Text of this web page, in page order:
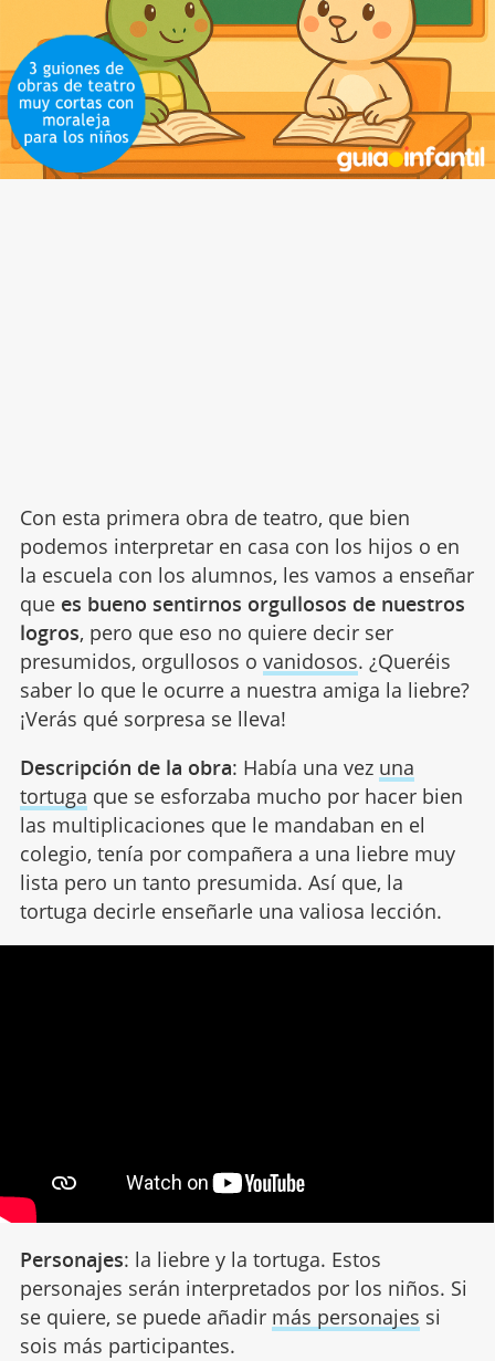
Con esta primera obra de teatro, que bien
podemos interpretar en casa con los hijos o en
la escuela con los alumnos, les vamos a enseñar
que es bueno sentirnos orgullosos de nuestros
logros, pero que eso no quiere decir ser
presumidos, orgullosos o vanidosos. ¿Queréis
saber lo que le ocurre a nuestra amiga la liebre?
¡Verás qué sorpresa se lleva!
Descripción de la obra: Había una vez una
tortuga que se esforzaba mucho por hacer bien
las multiplicaciones que le mandaban en el
colegio, tenía por compañera a una liebre muy
lista pero un tanto presumida. Así que, la
tortuga decirle enseñarle una valiosa lección.
Personajes: la liebre y la tortuga. Estos
personajes serán interpretados por los niños. Si
se quiere, se puede añadir más personajes si
sois más participantes.